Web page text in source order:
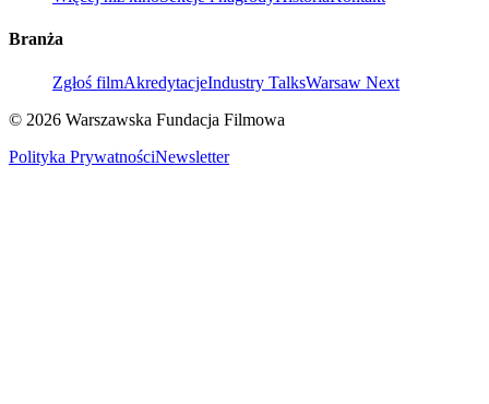
Branża
Zgłoś filmAkredytacjeIndustry TalksWarsaw Next
© 2026 Warszawska Fundacja Filmowa
Polityka PrywatnościNewsletter